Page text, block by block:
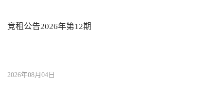
竞租公告2026年第12期
2026年08月04日